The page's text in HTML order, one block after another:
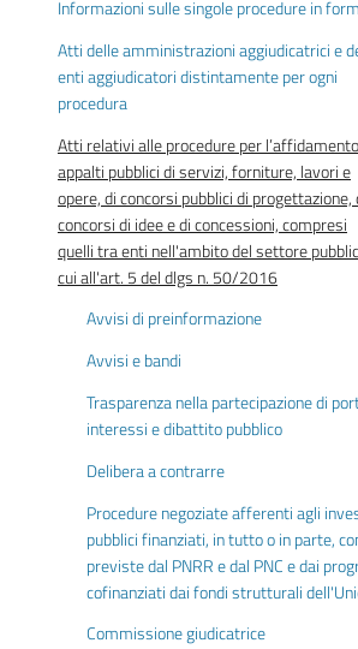
Informazioni sulle singole procedure in
Atti delle amministrazioni aggiudicatrici e
enti aggiudicatori distintamente per ogni
procedura
Atti relativi alle procedure per
appalti pubblici di servizi, forniture, lavori e
opere, di concorsi pubblici di progettazione,
concorsi di idee e di concessioni, compresi
quelli tra enti nell'ambito del settore
cui all'art. 5 del dlgs n. 50/2016
Avvisi di preinformazione
Avvisi e bandi
Trasparenza nella partecipazione di
interessi e dibattito pubblico
Delibera a contrarre
Procedure negoziate afferenti agli
pubblici finanziati, in tutto o in parte,
previste dal PNRR e dal PNC e dai
cofinanziati dai fondi strutturali
Commissione giudicatrice